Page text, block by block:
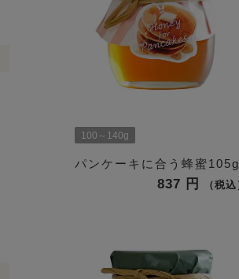
100～140g
パンケーキに合う蜂蜜105g
837 税込